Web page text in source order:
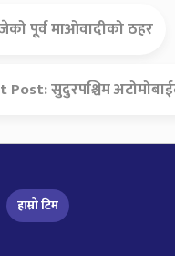
पूर्व माओवादीको ठहर
Post:सुदुरपश्चिम
हाम्रो टिम